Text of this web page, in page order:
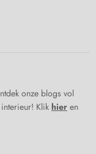
onze blogs vol
Klik hier en